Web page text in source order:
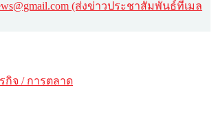
(ส่งข่าวประชาสัมพันธ์ที่เมล
กิจ / การตลาด